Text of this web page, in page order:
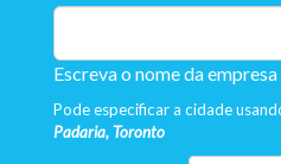
Escreva o nome da
Pode especificar a cidade
Padaria, Toronto